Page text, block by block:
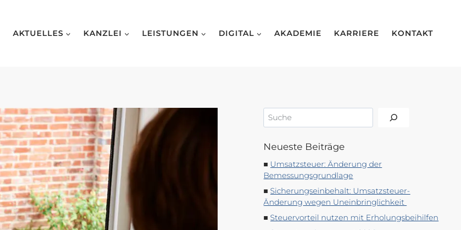
AKTUELLES KANZLEI LEISTUNGEN DIGITAL AKADEMIE KARRIERE KONTAKT
Suchen
Neueste Beiträge
Umsatzsteuer: Änderung der
Bemessungsgrundlage
Sicherungseinbehalt: Umsatzsteuer-
Änderung wegen Uneinbringlichkeit
Steuervorteil nutzen mit Erholungsbeihilfen